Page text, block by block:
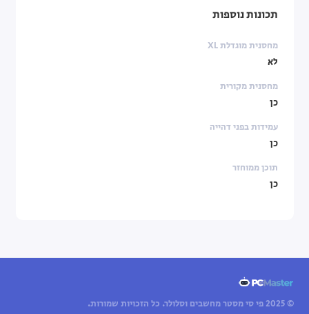
תכונות נוספות
מחסנית מוגדלת XL
לא
מחסנית מקורית
כן
עמידות בפני דהייה
כן
תוכן ממוחזר
כן
© 2025 פי סי מסטר מחשבים וסלולר. כל הזכויות שמורות.